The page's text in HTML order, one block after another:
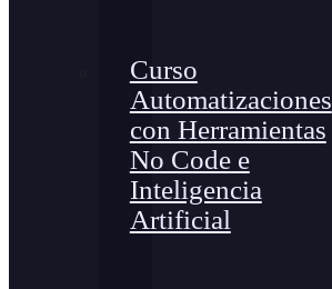
Curso
Automatizaciones
con Herramientas
No Code e
Inteligencia
Artificial